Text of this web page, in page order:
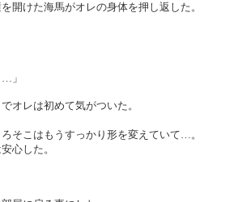
開けた海馬がオレの身体を押し返した。
」
オレは初めて気がついた。
そこはもうすっかり形を変えていて…。
心した。